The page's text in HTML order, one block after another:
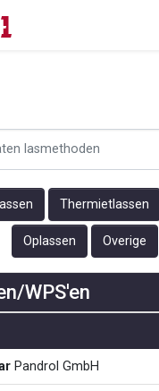
Thermietlassen
Oplassen Overige
WPS'en
Pandrol GmbH